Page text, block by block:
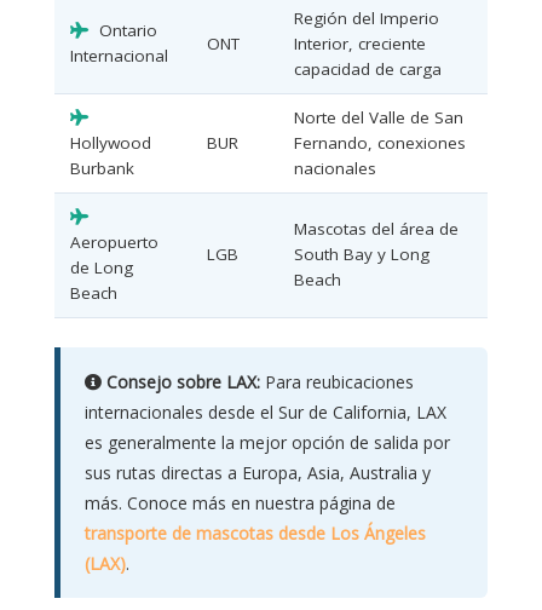
Ontario
Internacional
ONT
Región del Imperio
Interior, creciente
capacidad de carga
Hollywood
Burbank
BUR
Norte del Valle de San
Fernando, conexiones
nacionales
Aeropuerto
de Long
Beach
LGB
Mascotas del área de
South Bay y Long
Beach
Consejo sobre LAX: Para reubicaciones
internacionales desde el Sur de California, LAX
es generalmente la mejor opción de salida por
sus rutas directas a Europa, Asia, Australia y
más. Conoce más en nuestra página de
transporte de mascotas desde Los Ángeles
(LAX).